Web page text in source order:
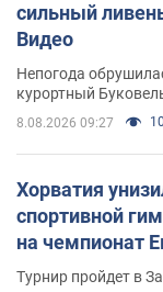
сильный
Видео
Непогода
курортный
8.08.2026 09:27
Хорватия
спортивной
на чемпионат
Турнир пройдет в